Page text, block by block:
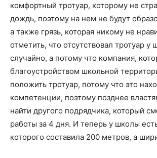
комфортный тротуар, которому не
дождь, поэтому на нем не будут
а также грязь, которая никому не
отметить, что отсутствовал тротуар у
случайно, а потому что компания,
благоустройством школьной
положить тротуар, потому что это
компетенции, поэтому позднее
найти другого подрядчика, который
работы за 4 дня. И теперь у школы
которого составила 200 метров, а